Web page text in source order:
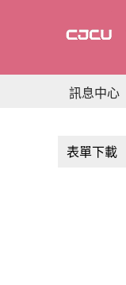
要
容
訊息中心
表單下載